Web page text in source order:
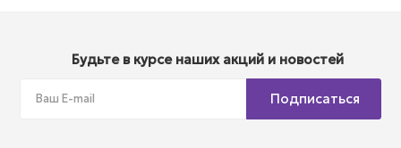
Будьте в курсе наших акций и новостей
Подписаться